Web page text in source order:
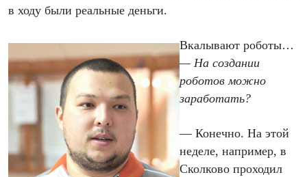
в ходу были реальные деньги.
Вкалывают роботы…
— На создании
роботов можно
заработать?
— Конечно. На этой
неделе, например, в
Сколково проходил